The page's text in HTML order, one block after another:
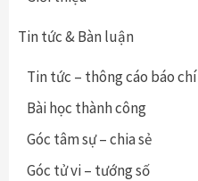
Tin tức & Bàn luận
Tin tức – thông cáo báo chí
Bài học thành công
Góc tâm sự – chia sẻ
Góc tử vi – tướng số